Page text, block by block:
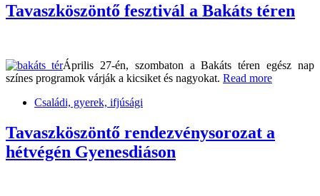
Tavaszköszöntő fesztivál a Bakáts téren
Április 27-én, szombaton a Bakáts téren egész nap
színes programok várják a kicsiket és nagyokat. Read more
Családi, gyerek, ifjúsági
Tavaszköszöntő rendezvénysorozat a
hétvégén Gyenesdiáson